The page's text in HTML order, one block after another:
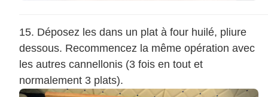
Déposez les dans un plat à four huilé, pliure
dessous. Recommencez la même opération avec
les autres cannellonis (3 fois en tout et
normalement 3 plats).